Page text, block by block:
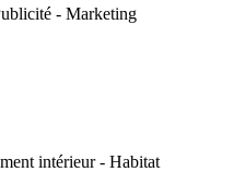
- Marketing
intérieur - Habitat